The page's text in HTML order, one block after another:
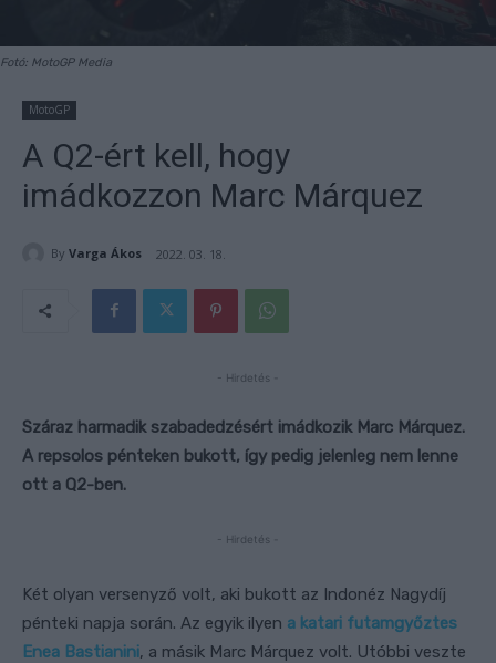
Fotó: MotoGP Media
MotoGP
A Q2-ért kell, hogy
imádkozzon Marc Márquez
By Varga Ákos 2022. 03. 18.
- Hirdetés -
Száraz harmadik szabadedzésért imádkozik Marc Márquez.
A repsolos pénteken bukott, így pedig jelenleg nem lenne
ott a Q2-ben.
- Hirdetés -
Két olyan versenyző volt, aki bukott az Indonéz Nagydíj
pénteki napja során. Az egyik ilyen a katari futamgyőztes
Enea Bastianini, a másik Marc Márquez volt. Utóbbi veszte